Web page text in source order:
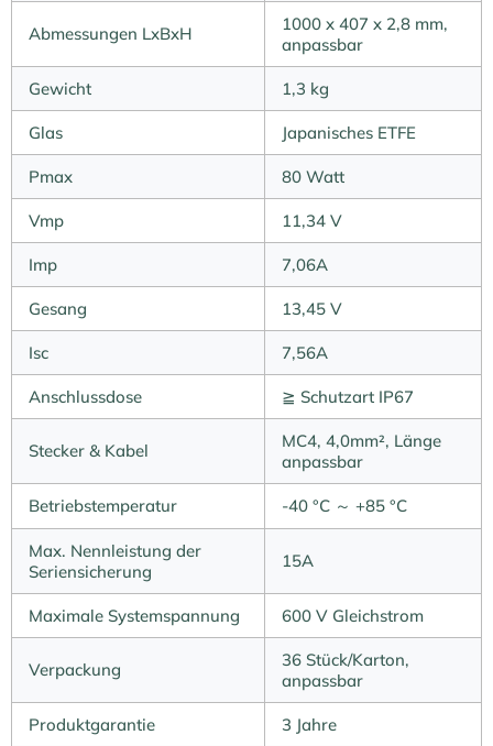
Abmessungen LxBxH
1000 x 407 x 2,8 mm,
anpassbar
Gewicht 1,3 kg
Glas Japanisches ETFE
Pmax 80 Watt
Vmp 11,34 V
Imp 7,06A
Gesang 13,45 V
Isc 7,56A
Anschlussdose ≧ Schutzart IP67
Stecker & Kabel
MC4, 4,0mm², Länge
anpassbar
Betriebstemperatur -40 °C ～ +85 °C
Max. Nennleistung der
Seriensicherung
15A
Maximale Systemspannung 600 V Gleichstrom
Verpackung
36 Stück/Karton,
anpassbar
Produktgarantie 3 Jahre